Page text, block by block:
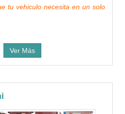
tu vehiculo necesita en un solo
Ver Más